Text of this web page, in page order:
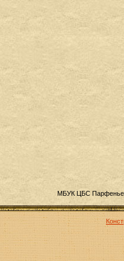
МБУК ЦБС